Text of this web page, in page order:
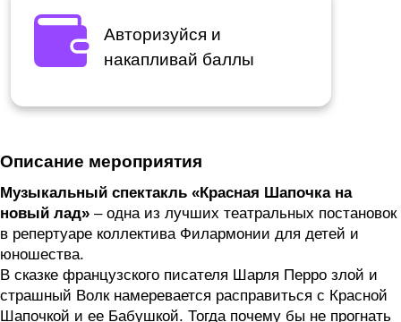
Авторизуйся и
накапливай баллы
Описание мероприятия
Музыкальный спектакль «Красная Шапочка на
новый лад» – одна из лучших театральных постановок
в репертуаре коллектива Филармонии для детей и
юношества.
В сказке французского писателя Шарля Перро злой и
страшный Волк намеревается расправиться с Красной
Шапочкой и ее Бабушкой. Тогда почему бы не прогнать